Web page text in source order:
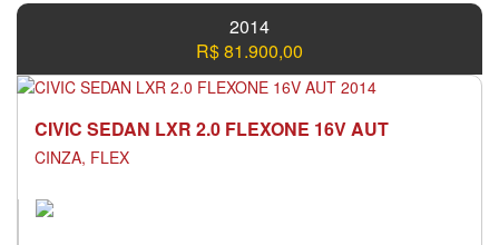
2014
R$ 81.900,00
CIVIC SEDAN LXR 2.0 FLEXONE 16V AUT
CINZA, FLEX